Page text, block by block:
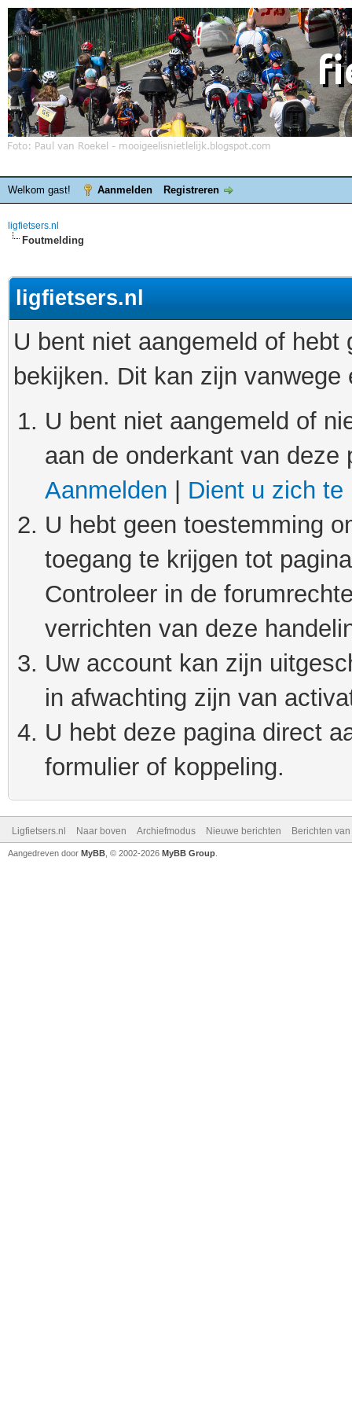
Welkom gast! Aanmelden Registreren
ligfietsers.nl
Foutmelding
ligfietsers.nl
U bent niet aangemeld of
bekijken. Dit kan zijn
U bent niet aangemeld of
aan de onderkant van
Aanmelden
Dient u zich te
U hebt geen toestemming
toegang te krijgen tot
Controleer in de
verrichten van deze
Uw account kan zijn
in afwachting zijn van
U hebt deze pagina direct
formulier of koppeling.
Ligfietsers.nl Naar boven Archiefmodus Nieuwe berichten Berichten
Aangedreven door MyBB , © 2002-2026 MyBB Group